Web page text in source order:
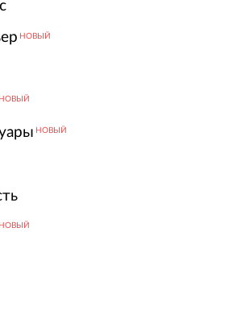
НОВЫЙ
НОВЫЙ
НОВЫЙ
НОВЫЙ